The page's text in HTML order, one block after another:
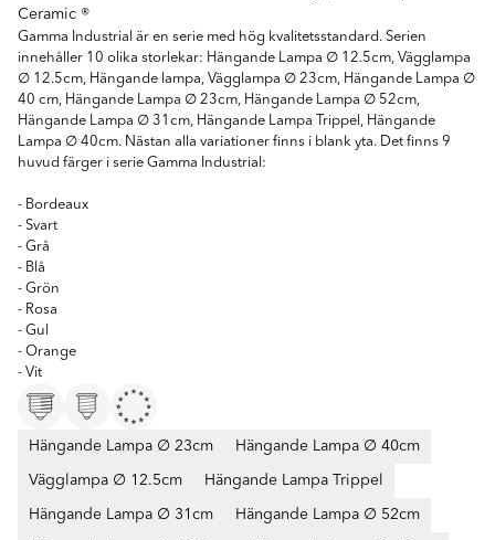
Ceramic ®
Gamma Industrial är en serie med hög kvalitetsstandard. Serien
innehåller 10 olika storlekar: Hängande Lampa ∅ 12.5cm, Vägglampa
∅ 12.5cm, Hängande lampa, Vägglampa ∅ 23cm, Hängande Lampa ∅
40 cm, Hängande Lampa ∅ 23cm, Hängande Lampa ∅ 52cm,
Hängande Lampa ∅ 31cm, Hängande Lampa Trippel, Hängande
Lampa ∅ 40cm. Nästan alla variationer finns i blank yta. Det finns 9
huvud färger i serie Gamma Industrial:
- Bordeaux
- Svart
- Grå
- Blå
- Grön
- Rosa
- Gul
- Orange
- Vit
Hängande Lampa ∅ 23cm Hängande Lampa ∅ 40cm
Vägglampa ∅ 12.5cm Hängande Lampa Trippel
Hängande Lampa ∅ 31cm Hängande Lampa ∅ 52cm